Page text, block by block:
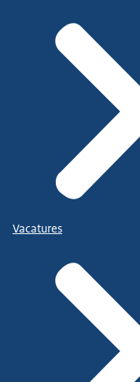
Vacatures